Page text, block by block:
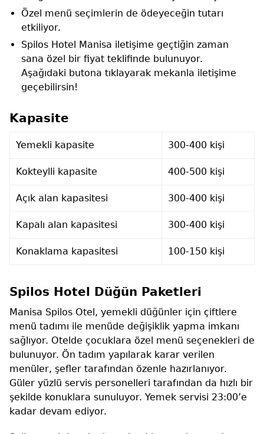
Özel menü seçimlerin de ödeyeceğin tutarı
etkiliyor.
Spilos Hotel Manisa iletişime geçtiğin zaman
sana özel bir fiyat teklifinde bulunuyor.
Aşağıdaki butona tıklayarak mekanla iletişime
geçebilirsin!
Kapasite
Yemekli kapasite 300-400 kişi
Kokteylli kapasite 400-500 kişi
Açık alan kapasitesi 300-400 kişi
Kapalı alan kapasitesi 300-400 kişi
Konaklama kapasitesi 100-150 kişi
Spilos Hotel Düğün Paketleri
Manisa Spilos Otel, yemekli düğünler için çiftlere
menü tadımı ile menüde değişiklik yapma imkanı
sağlıyor. Otelde çocuklara özel menü seçenekleri de
bulunuyor. Ön tadım yapılarak karar verilen
menüler, şefler tarafından özenle hazırlanıyor.
Güler yüzlü servis personelleri tarafından da hızlı bir
şekilde konuklara sunuluyor. Yemek servisi 23:00’e
kadar devam ediyor.